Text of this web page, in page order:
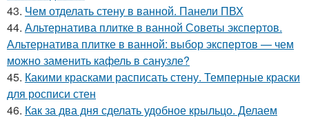
43. Чем отделать стену в ванной. Панели ПВХ
44. Альтернатива плитке в ванной Советы экспертов.
Альтернатива плитке в ванной: выбор экспертов — чем
можно заменить кафель в санузле?
45. Какими красками расписать стену. Темперные краски
для росписи стен
46. Как за два дня сделать удобное крыльцо. Делаем